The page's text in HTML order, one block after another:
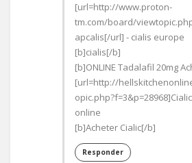
[url=http://www.proton-
tm.com/board/
apcalis[/url] - cialis europe
[b]cialis[/b]
[b]ONLINE Tadalafil 20mg
[url=http://
online
[b]Acheter Cialic[/b]
Responder